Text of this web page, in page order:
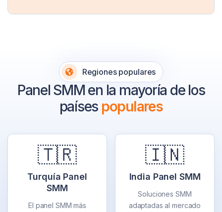
Regiones populares
Panel SMM en la mayoría de los
países populares
🇹🇷
Turquía Panel
SMM
El panel SMM más
🇮🇳
India Panel SMM
Soluciones SMM
adaptadas al mercado